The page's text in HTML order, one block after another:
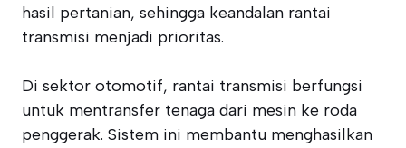
hasil pertanian, sehingga keandalan rantai
transmisi menjadi prioritas.
Di sektor otomotif, rantai transmisi berfungsi
untuk mentransfer tenaga dari mesin ke roda
penggerak. Sistem ini membantu menghasilkan